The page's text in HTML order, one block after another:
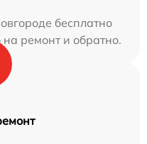
бесплатно
на ремонт и обратно.